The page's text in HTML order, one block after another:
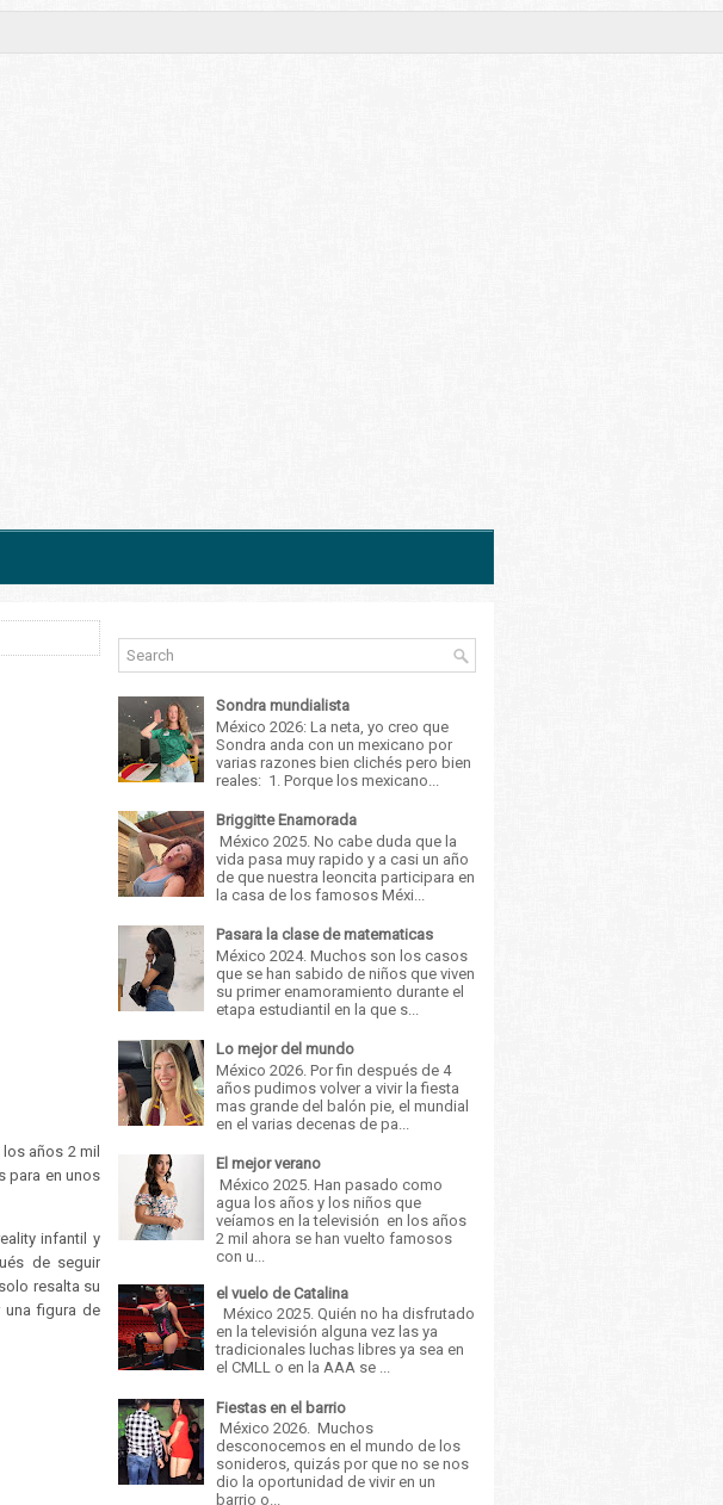
años 2 mil
para en unos
infantil y
de seguir
resalta su
figura de
Sondra mundialista
México 2026: La neta, yo creo que
Sondra anda con un mexicano por
varias razones bien clichés pero bien
reales: 1. Porque los mexicano...
Briggitte Enamorada
México 2025. No cabe duda que la
vida pasa muy rapido y a casi un año
de que nuestra leoncita participara en
la casa de los famosos Méxi...
Pasara la clase de matematicas
México 2024. Muchos son los casos
que se han sabido de niños que viven
su primer enamoramiento durante el
etapa estudiantil en la que s...
Lo mejor del mundo
México 2026. Por fin después de 4
años pudimos volver a vivir la fiesta
mas grande del balón pie, el mundial
en el varias decenas de pa...
El mejor verano
México 2025. Han pasado como
agua los años y los niños que
veíamos en la televisión en los años
2 mil ahora se han vuelto famosos
con u...
el vuelo de Catalina
México 2025. Quién no ha disfrutado
en la televisión alguna vez las ya
tradicionales luchas libres ya sea en
el CMLL o en la AAA se ...
Fiestas en el barrio
México 2026. Muchos
desconocemos en el mundo de los
sonideros, quizás por que no se nos
dio la oportunidad de vivir en un
barrio o...